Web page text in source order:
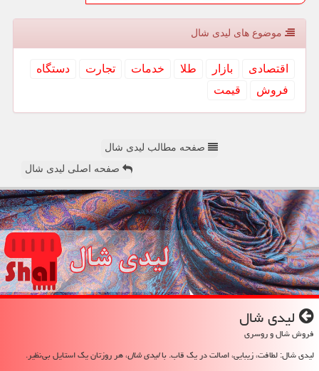
موضوع های لیدی شال
اقتصادی بازار طلا خدمات تجارت
دستگاه
فروش
قیمت
صفحه مطالب لیدی شال
صفحه اصلی لیدی شال
لیدی شال
فروش شال و روسری
لیدی شال: لطافت، زیبایی، اصالت در یک قاب. بالیدی شال، هر روزتان یک استایل بی‌نظیر.